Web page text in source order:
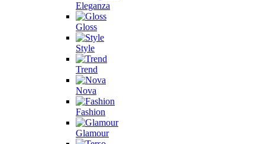
Eleganza
Gloss
Style
Trend
Nova
Fashion
Glamour